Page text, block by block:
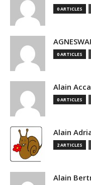
0 ARTICLES
0 ARTICLES
Alain
0 ARTICLES
Alain
2 ARTICLES
Alain